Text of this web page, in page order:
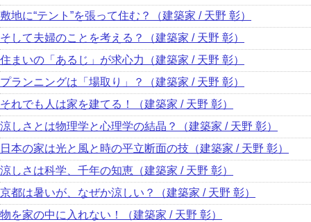
敷地に“テント”を張って住む？（建築家 / 天野 彰）
そして夫婦のことを考える？（建築家 / 天野 彰）
住まいの「あるじ」が求心力（建築家 / 天野 彰）
プランニングは「場取り」？（建築家 / 天野 彰）
それでも人は家を建てる！（建築家 / 天野 彰）
涼しさとは物理学と心理学の結晶？（建築家 / 天野 彰）
日本の家は光と風と時の平立断面の技（建築家 / 天野 彰）
涼しさは科学、千年の知恵（建築家 / 天野 彰）
京都は暑いが、なぜか涼しい？（建築家 / 天野 彰）
物を家の中に入れない！（建築家 / 天野 彰）